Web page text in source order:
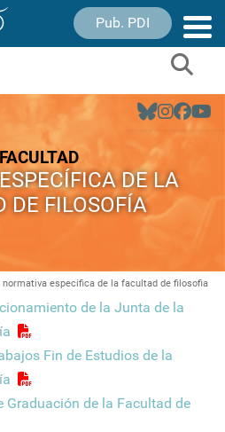
Pub. PDI
DE LA
DE FILOSOFÍA
normativa especifica de la facultad de filosofia
de la Junta de la
Fin de Estudios de la
Graduación de la Facultad de